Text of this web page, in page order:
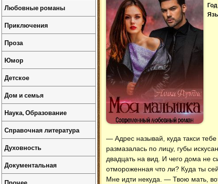
— Адрес называй, куда такси
размазалась по лицу, губы
двадцать на вид. И чего дома
отмороженная что ли? Куда ты
Мне идти некуда. — Твою мать,
Любовные романы
Приключения
Проза
Юмор
Детское
Дом и семья
Наука, Образование
Справочная литература
Духовность
Документальная